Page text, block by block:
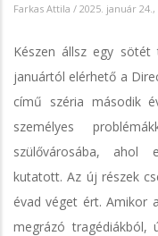
Farkas Attila / 2025. január
Készen állsz egy sötét
januártól elérhető a
című széria második
személyes
szülővárosába, ahol
kutatott. Az új részek
évad véget ért. Amikor
megrázó tragédiákból,